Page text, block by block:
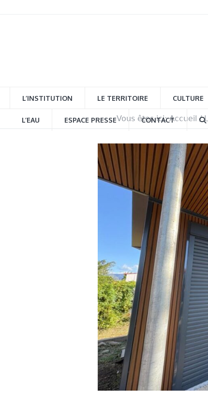
L’INSTITUTION LE TERRITOIRE CULTURE
L’EAU ESPACE PRESSE CONTACT
Vous êtes ici: Accueil /